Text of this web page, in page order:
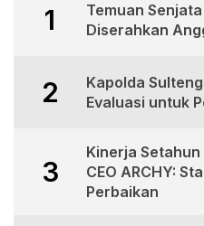
1
Temuan
Diserahkan
2
Kapolda
Evaluasi untuk
3
Kinerja
CEO ARCHY:
Perbaikan